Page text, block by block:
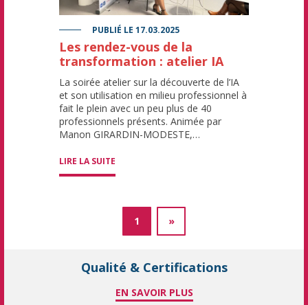
PUBLIÉ LE 17.03.2025
Les rendez-vous de la
transformation : atelier IA
La soirée atelier sur la découverte de l’IA
et son utilisation en milieu professionnel à
fait le plein avec un peu plus de 40
professionnels présents. Animée par
Manon GIRARDIN-MODESTE,…
LIRE LA SUITE
1 »
Qualité & Certifications
EN SAVOIR PLUS